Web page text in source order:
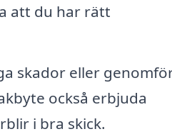
att du har rätt
skador eller
också erbjuda
i bra skick.